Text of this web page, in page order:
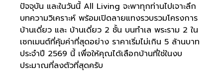
ปัจจุบัน และในวันนี้ All Living จะพาทุกท่านไปเจาะลึก
บทความวิเคราะห์ พร้อมเปิดลายแทงรวบรวมโครงการ
บ้านเดี่ยว และ บ้านเดี่ยว 2 ชั้น บนทำเล พระราม 2 ใน
เซกเมนต์ที่คุ้มค่าที่สุดอย่าง ราคาเริ่มไม่เกิน 5 ล้านบาท
ประจำปี 2569 นี้ เพื่อให้คุณได้เลือกบ้านที่ใช่ในงบ
ประมาณที่ลงตัวที่สุดครับ